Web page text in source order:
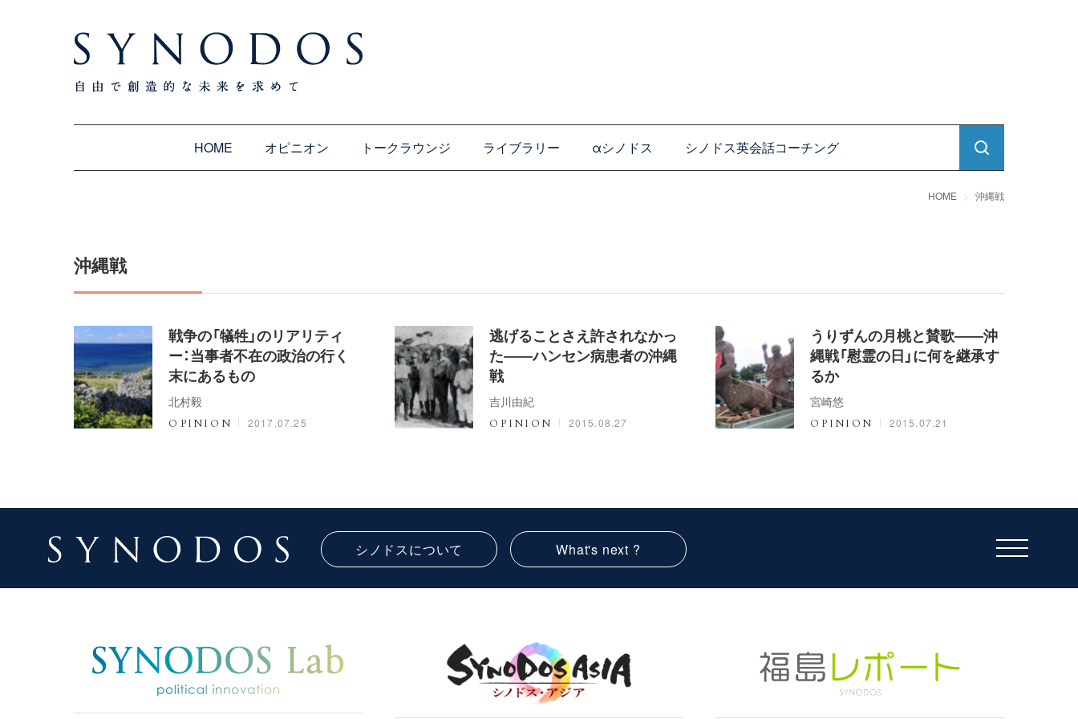
HOME オピニオン トークラウンジ ライブラリー αシノドス シノドス英会話コーチング
HOME 沖縄戦
沖縄戦
戦争の「犠牲」のリアリティ
ー：当事者不在の政治の行く
末にあるもの
北村毅
OPINION 2017.07.25
逃げることさえ許されなかっ
た――ハンセン病患者の沖縄
戦
吉川由紀
OPINION 2015.08.27
うりずんの月桃と賛歌――沖
縄戦「慰霊の日」に何を継承す
るか
宮崎悠
OPINION 2015.07.21
シノドスについて What's next ?